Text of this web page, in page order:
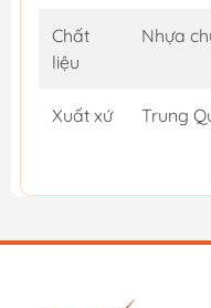
Chất
liệu
Nhựa
Xuất xứ Trung